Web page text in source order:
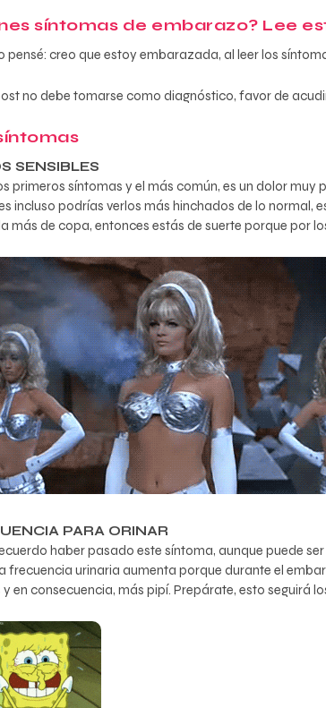
síntomas de embarazo? Lee
pensé: creo que estoy embarazada, al leer los
no debe tomarse como diagnóstico, favor de
SENSIBLES
primeros síntomas y el más común, es un dolor
incluso podrías verlos más hinchados de lo normal,
más de copa, entonces estás de suerte porque por
PARA ORINAR
haber pasado este síntoma, aunque puede
frecuencia urinaria aumenta porque durante el
y en consecuencia, más pipí. Prepárate, esto seguirá